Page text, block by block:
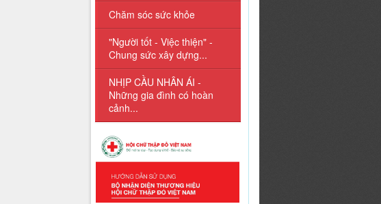
Chăm sóc sức khỏe
"Người tốt - Việc thiện" -
Chung sức xây dựng...
NHỊP CẦU NHÂN ÁI -
Những gia đình có hoàn
cảnh...